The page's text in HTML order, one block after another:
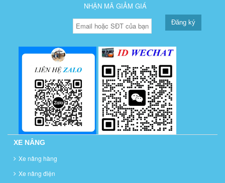
NHẬN MÃ GIẢM GIÁ
Đăng ký
XE NÂNG
Xe nâng hàng
Xe nâng điện